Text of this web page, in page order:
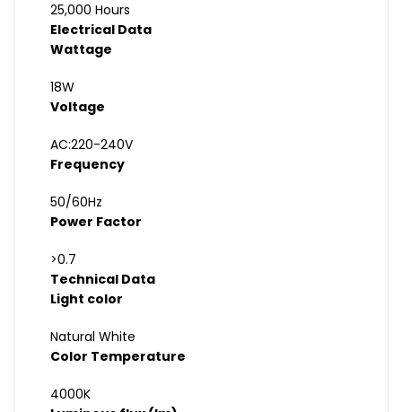
25,000 Hours
Electrical Data
Wattage
18W
Voltage
AC:220-240V
Frequency
50/60Hz
Power Factor
>0.7
Technical Data
Light color
Natural White
Color Temperature
4000K